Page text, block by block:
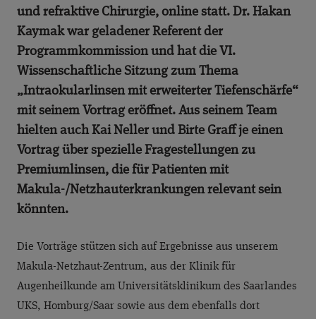
und refraktive Chirurgie, online statt. Dr. Hakan
Kaymak war geladener Referent der
Programmkommission und hat die VI.
Wissenschaftliche Sitzung zum Thema
„Intraokularlinsen mit erweiterter Tiefenschärfe“
mit seinem Vortrag eröffnet. Aus seinem Team
hielten auch Kai Neller und Birte Graff je einen
Vortrag über spezielle Fragestellungen zu
Premiumlinsen, die für Patienten mit
Makula-/Netzhauterkrankungen relevant sein
könnten.
Die Vorträge stützen sich auf Ergebnisse aus unserem
Makula-Netzhaut-Zentrum, aus der Klinik für
Augenheilkunde am Universitätsklinikum des Saarlandes
UKS, Homburg/Saar sowie aus dem ebenfalls dort